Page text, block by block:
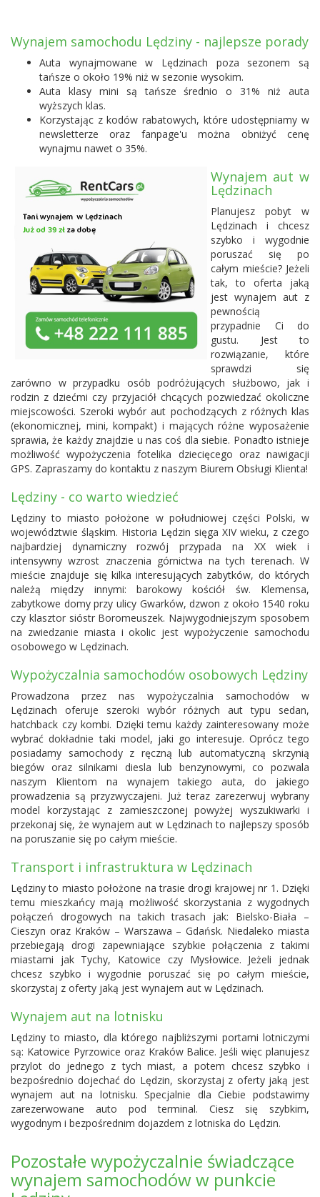
Wynajem samochodu Lędziny - najlepsze porady
Auta wynajmowane w Lędzinach poza sezonem są
tańsze o około 19% niż w sezonie wysokim.
Auta klasy mini są tańsze średnio o 31% niż auta
wyższych klas.
Korzystając z kodów rabatowych, które udostępniamy w
newsletterze oraz fanpage'u można obniżyć cenę
wynajmu nawet o 35%.
Wynajem aut w
Lędzinach
Planujesz pobyt w
Lędzinach i chcesz
szybko i wygodnie
poruszać się po
całym mieście? Jeżeli
tak, to oferta jaką
jest wynajem aut z
pewnością
przypadnie Ci do
gustu. Jest to
rozwiązanie, które
sprawdzi się
zarówno w przypadku osób podróżujących służbowo, jak i
rodzin z dziećmi czy przyjaciół chcących pozwiedzać okoliczne
miejscowości. Szeroki wybór aut pochodzących z różnych klas
(ekonomicznej, mini, kompakt) i mających różne wyposażenie
sprawia, że każdy znajdzie u nas coś dla siebie. Ponadto istnieje
możliwość wypożyczenia fotelika dziecięcego oraz nawigacji
GPS. Zapraszamy do kontaktu z naszym Biurem Obsługi Klienta!
Lędziny - co warto wiedzieć
Lędziny to miasto położone w południowej części Polski, w
województwie śląskim. Historia Lędzin sięga XIV wieku, z czego
najbardziej dynamiczny rozwój przypada na XX wiek i
intensywny wzrost znaczenia górnictwa na tych terenach. W
mieście znajduje się kilka interesujących zabytków, do których
należą między innymi: barokowy kościół św. Klemensa,
zabytkowe domy przy ulicy Gwarków, dzwon z około 1540 roku
czy klasztor sióstr Boromeuszek. Najwygodniejszym sposobem
na zwiedzanie miasta i okolic jest wypożyczenie samochodu
osobowego w Lędzinach.
Wypożyczalnia samochodów osobowych Lędziny
Prowadzona przez nas wypożyczalnia samochodów w
Lędzinach oferuje szeroki wybór różnych aut typu sedan,
hatchback czy kombi. Dzięki temu każdy zainteresowany może
wybrać dokładnie taki model, jaki go interesuje. Oprócz tego
posiadamy samochody z ręczną lub automatyczną skrzynią
biegów oraz silnikami diesla lub benzynowymi, co pozwala
naszym Klientom na wynajem takiego auta, do jakiego
prowadzenia są przyzwyczajeni. Już teraz zarezerwuj wybrany
model korzystając z zamieszczonej powyżej wyszukiwarki i
przekonaj się, że wynajem aut w Lędzinach to najlepszy sposób
na poruszanie się po całym mieście.
Transport i infrastruktura w Lędzinach
Lędziny to miasto położone na trasie drogi krajowej nr 1. Dzięki
temu mieszkańcy mają możliwość skorzystania z wygodnych
połączeń drogowych na takich trasach jak: Bielsko-Biała –
Cieszyn oraz Kraków – Warszawa – Gdańsk. Niedaleko miasta
przebiegają drogi zapewniające szybkie połączenia z takimi
miastami jak Tychy, Katowice czy Mysłowice. Jeżeli jednak
chcesz szybko i wygodnie poruszać się po całym mieście,
skorzystaj z oferty jaką jest wynajem aut w Lędzinach.
Wynajem aut na lotnisku
Lędziny to miasto, dla którego najbliższymi portami lotniczymi
są: Katowice Pyrzowice oraz Kraków Balice. Jeśli więc planujesz
przylot do jednego z tych miast, a potem chcesz szybko i
bezpośrednio dojechać do Lędzin, skorzystaj z oferty jaką jest
wynajem aut na lotnisku. Specjalnie dla Ciebie podstawimy
zarezerwowane auto pod terminal. Ciesz się szybkim,
wygodnym i bezpośrednim dojazdem z lotniska do Lędzin.
Pozostałe wypożyczalnie świadczące
wynajem samochodów w punkcie